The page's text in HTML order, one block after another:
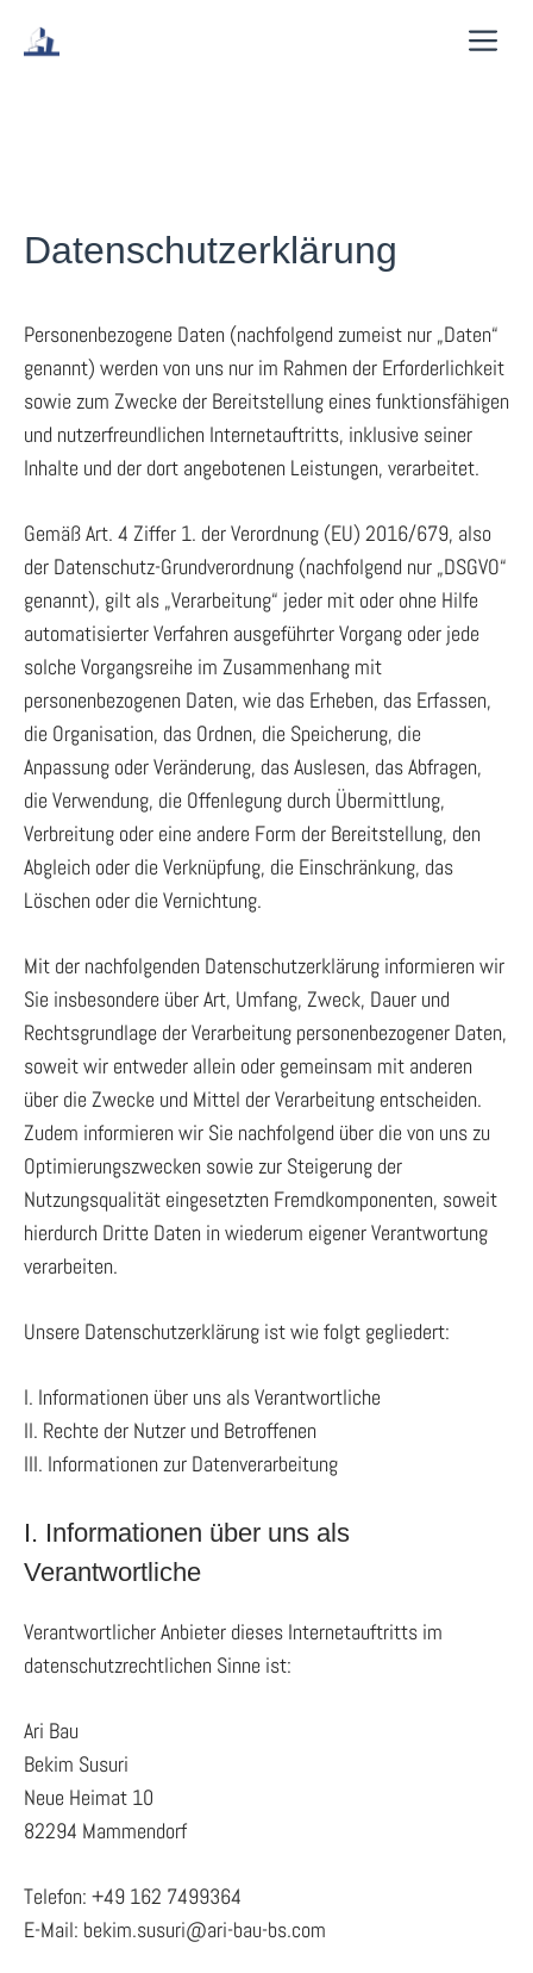
Inhalt
Datenschutzerklärung
Personenbezogene Daten (nachfolgend zumeist nur „Daten“
genannt) werden von uns nur im Rahmen der Erforderlichkeit
sowie zum Zwecke der Bereitstellung eines funktionsfähigen
und nutzerfreundlichen Internetauftritts, inklusive seiner
Inhalte und der dort angebotenen Leistungen, verarbeitet.
Gemäß Art. 4 Ziffer 1. der Verordnung (EU) 2016/679, also
der Datenschutz-Grundverordnung (nachfolgend nur „DSGVO“
genannt), gilt als „Verarbeitung“ jeder mit oder ohne Hilfe
automatisierter Verfahren ausgeführter Vorgang oder jede
solche Vorgangsreihe im Zusammenhang mit
personenbezogenen Daten, wie das Erheben, das Erfassen,
die Organisation, das Ordnen, die Speicherung, die
Anpassung oder Veränderung, das Auslesen, das Abfragen,
die Verwendung, die Offenlegung durch Übermittlung,
Verbreitung oder eine andere Form der Bereitstellung, den
Abgleich oder die Verknüpfung, die Einschränkung, das
Löschen oder die Vernichtung.
Mit der nachfolgenden Datenschutzerklärung informieren wir
Sie insbesondere über Art, Umfang, Zweck, Dauer und
Rechtsgrundlage der Verarbeitung personenbezogener Daten,
soweit wir entweder allein oder gemeinsam mit anderen
über die Zwecke und Mittel der Verarbeitung entscheiden.
Zudem informieren wir Sie nachfolgend über die von uns zu
Optimierungszwecken sowie zur Steigerung der
Nutzungsqualität eingesetzten Fremdkomponenten, soweit
hierdurch Dritte Daten in wiederum eigener Verantwortung
verarbeiten.
Unsere Datenschutzerklärung ist wie folgt gegliedert:
I. Informationen über uns als Verantwortliche
II. Rechte der Nutzer und Betroffenen
III. Informationen zur Datenverarbeitung
I. Informationen über uns als
Verantwortliche
Verantwortlicher Anbieter dieses Internetauftritts im
datenschutzrechtlichen Sinne ist:
Ari Bau
Bekim Susuri
Neue Heimat 10
82294 Mammendorf
Telefon: +49 162 7499364
E-Mail: bekim.susuri@ari-bau-bs.com